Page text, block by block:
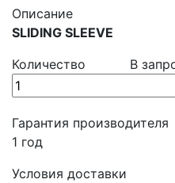
Описание
SLIDING SLEEVE
Количество
В
Гарантия производителя
1 год
Условия доставки